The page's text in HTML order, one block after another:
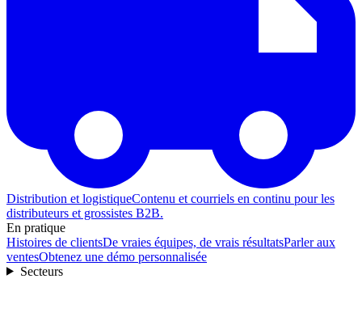
Distribution et logistiqueContenu et courriels en continu pour les
distributeurs et grossistes B2B.
En pratique
Histoires de clientsDe vraies équipes, de vrais résultatsParler aux
ventesObtenez une démo personnalisée
Secteurs